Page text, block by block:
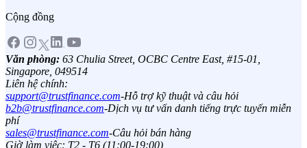
Cộng đồng
Văn phòng: 63 Chulia Street, OCBC Centre East, #15-01,
Singapore, 049514
Liên hệ chính:
support@trustfinance.com-Hỗ trợ kỹ thuật và câu hỏi
b2b@trustfinance.com-Dịch vụ tư vấn danh tiếng trực tuyến miễn
phí
sales@trustfinance.com-Câu hỏi bán hàng
Giờ làm việc: T2 - T6 (11:00-19:00)